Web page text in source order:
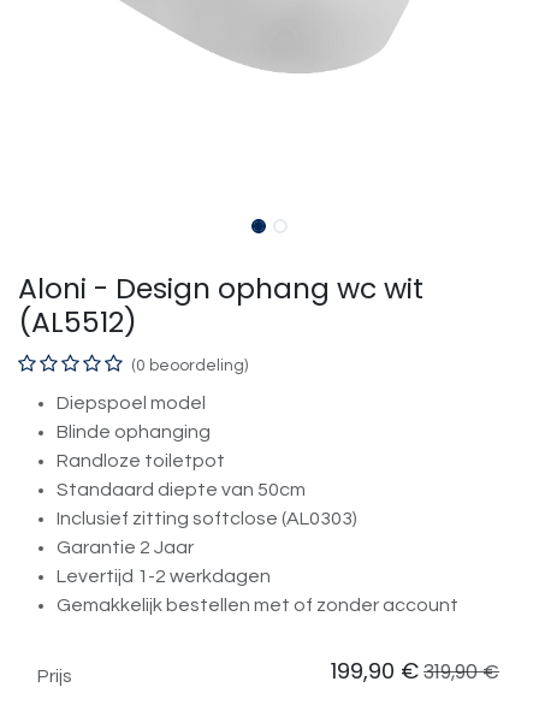
Aloni - Design ophang wc wit
(AL5512)
(0 beoordeling)
Diepspoel model
Blinde ophanging
Randloze toiletpot
Standaard diepte van 50cm
Inclusief zitting softclose (AL0303)
Garantie 2 Jaar
Levertijd 1-2 werkdagen
Gemakkelijk bestellen met of zonder account
Prijs 199,90 €319,90€